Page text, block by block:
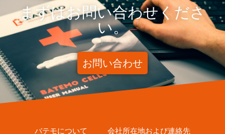
まずはお問い合わせくださ
い。
お問い合わせ
バテモについて 会社所在地および連絡先